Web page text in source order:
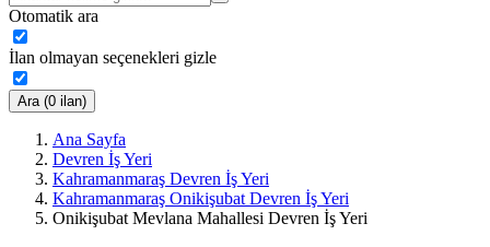
Otomatik ara
İlan olmayan seçenekleri gizle
Ara (0 ilan)
Ana Sayfa
Devren İş Yeri
Kahramanmaraş Devren İş Yeri
Kahramanmaraş Onikişubat Devren İş Yeri
Onikişubat Mevlana Mahallesi Devren İş Yeri